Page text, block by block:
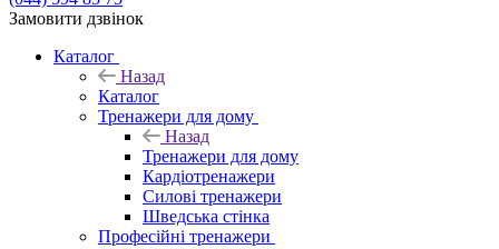
Замовити дзвінок
Каталог
Назад
Каталог
Тренажери для дому
Назад
Тренажери для дому
Кардіотренажери
Силові тренажери
Шведська стінка
Професійні тренажери